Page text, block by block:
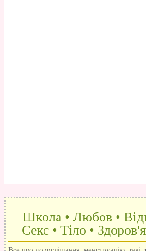
Школа • Любов •
Секс • Тіло •